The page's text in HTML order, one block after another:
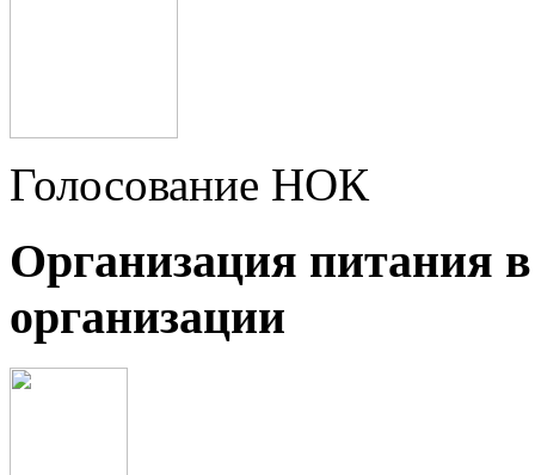
Голосование НОК
Организация питания
организации